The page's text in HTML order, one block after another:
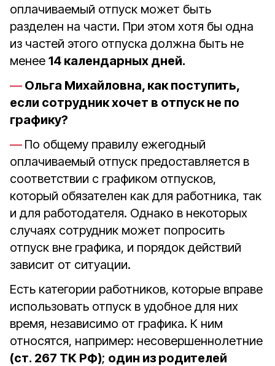
оплачиваемый отпуск может быть
разделен на части. При этом хотя бы одна
из частей этого отпуска должна быть не
менее 14 календарных дней.
Ольга Михайловна, как поступить,
если сотрудник хочет в отпуск не по
графику?
По общему правилу ежегодный
оплачиваемый отпуск предоставляется в
соответствии с графиком отпусков,
который обязателен как для работника, так
и для работодателя. Однако в некоторых
случаях сотрудник может попросить
отпуск вне графика, и порядок действий
зависит от ситуации.
Есть категории работников, которые вправе
использовать отпуск в удобное для них
время, независимо от графика. К ним
относятся, например: несовершеннолетние
(ст. 267 ТК РФ); один из родителей